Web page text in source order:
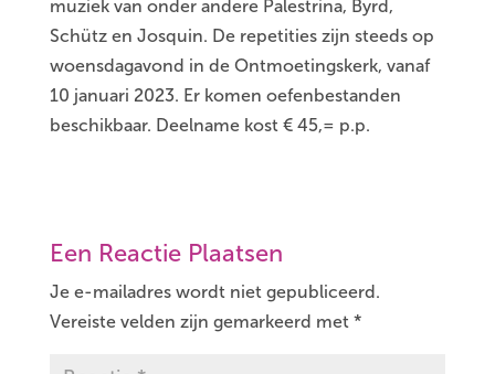
muziek van onder andere Palestrina, Byrd,
Schütz en Josquin. De repetities zijn steeds op
woensdagavond in de Ontmoetingskerk, vanaf
10 januari 2023. Er komen oefenbestanden
beschikbaar. Deelname kost € 45,= p.p.
Een Reactie Plaatsen
Je e-mailadres wordt niet gepubliceerd.
Vereiste velden zijn gemarkeerd met *